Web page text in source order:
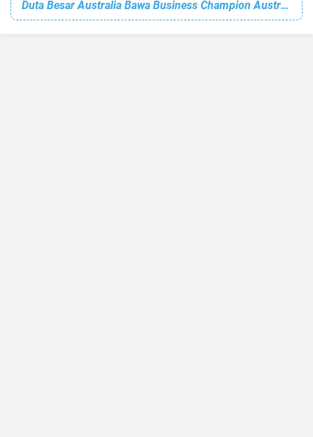
Duta Besar Australia Bawa Business Champion Australia ke Batam, Identifikasi Peluang Investasi ke Depan